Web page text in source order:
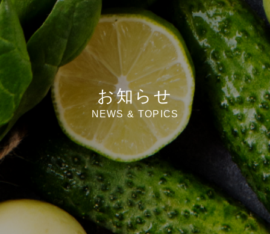
お知らせ
NEWS & TOPICS